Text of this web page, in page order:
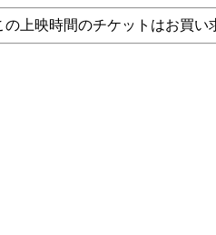
上映時間のチケットはお買い